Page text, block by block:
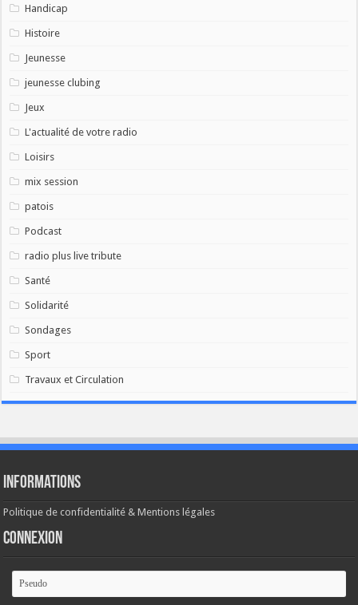
Handicap
Histoire
Jeunesse
jeunesse clubing
Jeux
L'actualité de votre radio
Loisirs
mix session
patois
Podcast
radio plus live tribute
Santé
Solidarité
Sondages
Sport
Travaux et Circulation
Informations
Politique de confidentialité & Mentions légales
Connexion